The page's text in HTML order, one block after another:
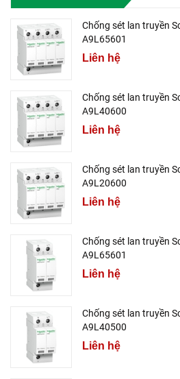
Chống sét lan truyền
A9L65601
Liên hệ
Chống sét lan truyền
A9L40600
Liên hệ
Chống sét lan truyền
A9L20600
Liên hệ
Chống sét lan truyền
A9L65601
Liên hệ
Chống sét lan truyền
A9L40500
Liên hệ